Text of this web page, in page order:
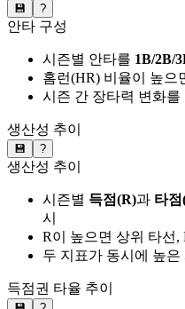
💾 ?
안타 구성
시즌별 안타를 1B/2B/
홈런(HR) 비율이 높으
시즌 간 장타력 변화
생산성 추이
💾 ?
생산성 추이
시즌별 득점(R)과 타
시
R이 높으면 상위 타선
두 지표가 동시에 높
득점권 타율 추이